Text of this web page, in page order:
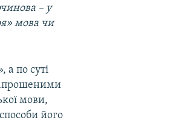
– у
мова чи
а по суті
мови,
його